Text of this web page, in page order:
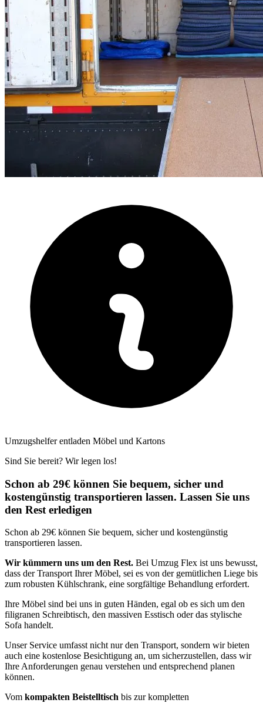
Umzugshelfer entladen Möbel und Kartons
Sind Sie bereit? Wir legen los!
Schon ab 29€ können Sie bequem, sicher und
kostengünstig transportieren lassen. Lassen Sie uns
den Rest erledigen
Schon ab 29€ können Sie bequem, sicher und kostengünstig
transportieren lassen.
Wir kümmern uns um den Rest. Bei Umzug Flex ist uns bewusst,
dass der Transport Ihrer Möbel, sei es von der gemütlichen Liege bis
zum robusten Kühlschrank, eine sorgfältige Behandlung erfordert.
Ihre Möbel sind bei uns in guten Händen, egal ob es sich um den
filigranen Schreibtisch, den massiven Esstisch oder das stylische
Sofa handelt.
Unser Service umfasst nicht nur den Transport, sondern wir bieten
auch eine kostenlose Besichtigung an, um sicherzustellen, dass wir
Ihre Anforderungen genau verstehen und entsprechend planen
können.
Vom kompakten Beistelltisch bis zur kompletten